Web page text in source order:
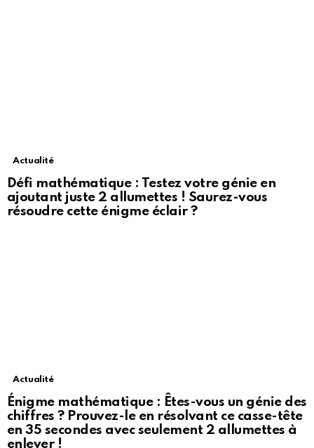
Actualité
Défi mathématique : Testez votre génie en
ajoutant juste 2 allumettes ! Saurez-vous
résoudre cette énigme éclair ?
Actualité
Énigme mathématique : Êtes-vous un génie des
chiffres ? Prouvez-le en résolvant ce casse-tête
en 35 secondes avec seulement 2 allumettes à
enlever !